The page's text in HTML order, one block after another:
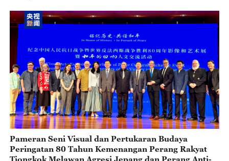
Pameran Seni Visual dan Pertukaran Budaya
Peringatan 80 Tahun Kemenangan Perang Rakyat
Tiongkok Melawan Agresi Jepang dan Perang Anti-